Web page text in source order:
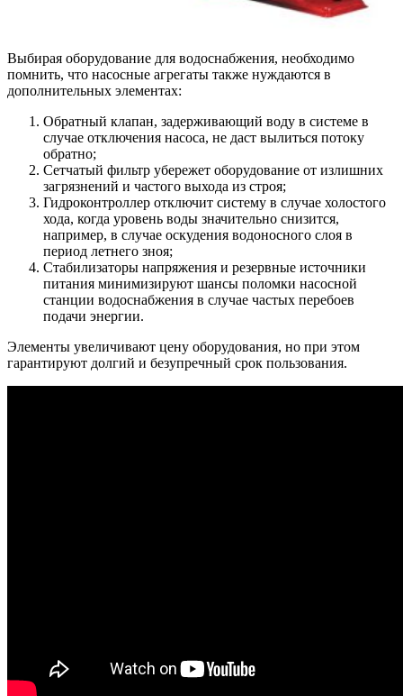
Выбирая оборудование для водоснабжения, необходимо
помнить, что насосные агрегаты также нуждаются в
дополнительных элементах:
Обратный клапан, задерживающий воду в системе в
случае отключения насоса, не даст вылиться потоку
обратно;
Сетчатый фильтр убережет оборудование от излишних
загрязнений и частого выхода из строя;
Гидроконтроллер отключит систему в случае холостого
хода, когда уровень воды значительно снизится,
например, в случае оскудения водоносного слоя в
период летнего зноя;
Стабилизаторы напряжения и резервные источники
питания минимизируют шансы поломки насосной
станции водоснабжения в случае частых перебоев
подачи энергии.
Элементы увеличивают цену оборудования, но при этом
гарантируют долгий и безупречный срок пользования.